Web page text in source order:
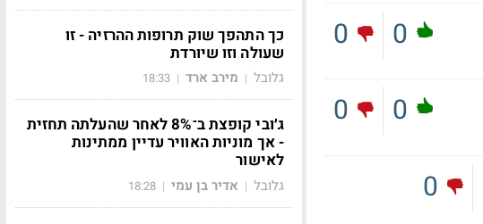
0
0
0
0
0
כך התהפך שוק תרופות ההרזיה - זו
שעולה וזו שיורדת
גלובל | מירב ארד |
18:33
ג׳ובי קופצת ב־8% לאחר שהעלתה תחזית
- אך מוניות האוויר עדיין ממתינות
לאישור
גלובל | אדיר בן עמי |
18:28